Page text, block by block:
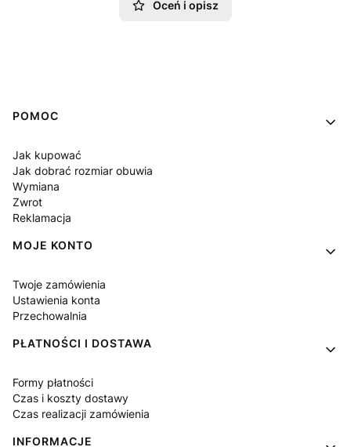
Oceń i opisz
Linki w stopce
POMOC
Jak kupować
Jak dobrać rozmiar obuwia
Wymiana
Zwrot
Reklamacja
MOJE KONTO
Twoje zamówienia
Ustawienia konta
Przechowalnia
PŁATNOŚCI I DOSTAWA
Formy płatności
Czas i koszty dostawy
Czas realizacji zamówienia
INFORMACJE